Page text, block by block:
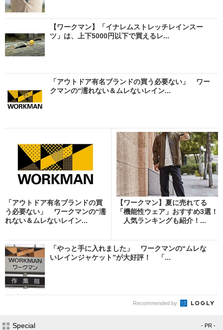
【ワークマン】「イナレムストレッチレインスー
ツ」は、上下5000円以下で買えるレ...
「アウトドア有名ブランドの買う必要ない」 ワー
クマンの“濡れない＆ムレないレイン...
「アウトドア有名ブランドの買
う必要ない」 ワークマンの“濡
れない＆ムレないレイン...
【ワークマン】夏に売れてる
「機能性ウェア」おすすめ3選！
人気ランキングも紹介！...
「やっと手に入れました」 ワークマンの“ムレな
いレインジャケット”が大好評！ 「...
Recommended by
Special - PR -